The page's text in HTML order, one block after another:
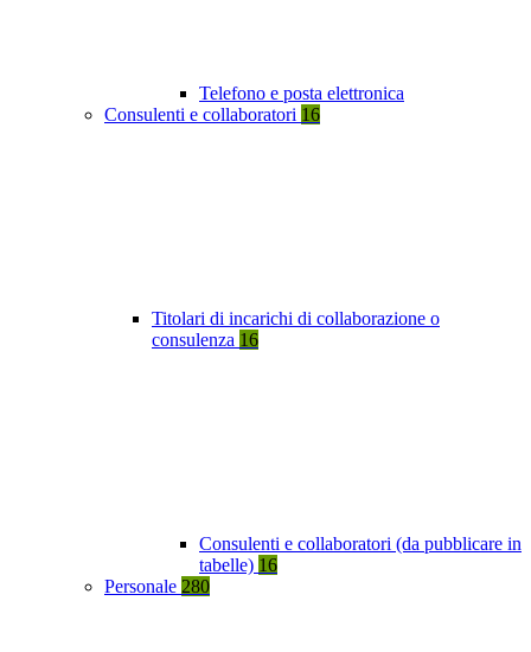
Telefono e posta elettronica
Consulenti e collaboratori 16
Titolari di incarichi di collaborazione o
consulenza 16
Consulenti e collaboratori (da pubblicare in
tabelle) 16
Personale 280